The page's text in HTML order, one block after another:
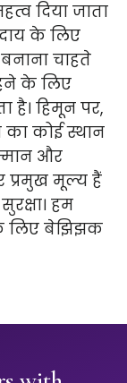
दिया जाता
के लिए
चाहते
के लिए
है। हिमून पर,
का कोई स्थान
और
प्रमुख मूल्य हैं
हम
लिए बेझिझक